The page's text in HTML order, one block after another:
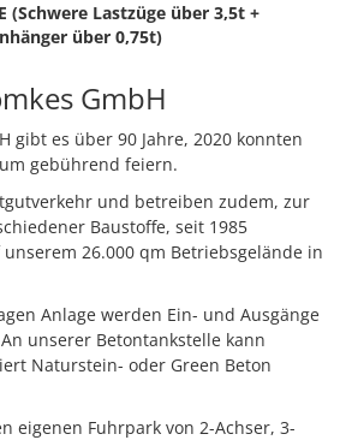
(Schwere Lastzüge über 3,5t +
über 0,75t)
GmbH
gibt es über 90 Jahre, 2020 konnten
gebührend feiern.
und betreiben zudem, zur
Baustoffe, seit 1985
26.000 qm Betriebsgelände in
Anlage werden Ein- und Ausgänge
unserer Betontankstelle kann
Naturstein- oder Green Beton
eigenen Fuhrpark von 2-Achser, 3-